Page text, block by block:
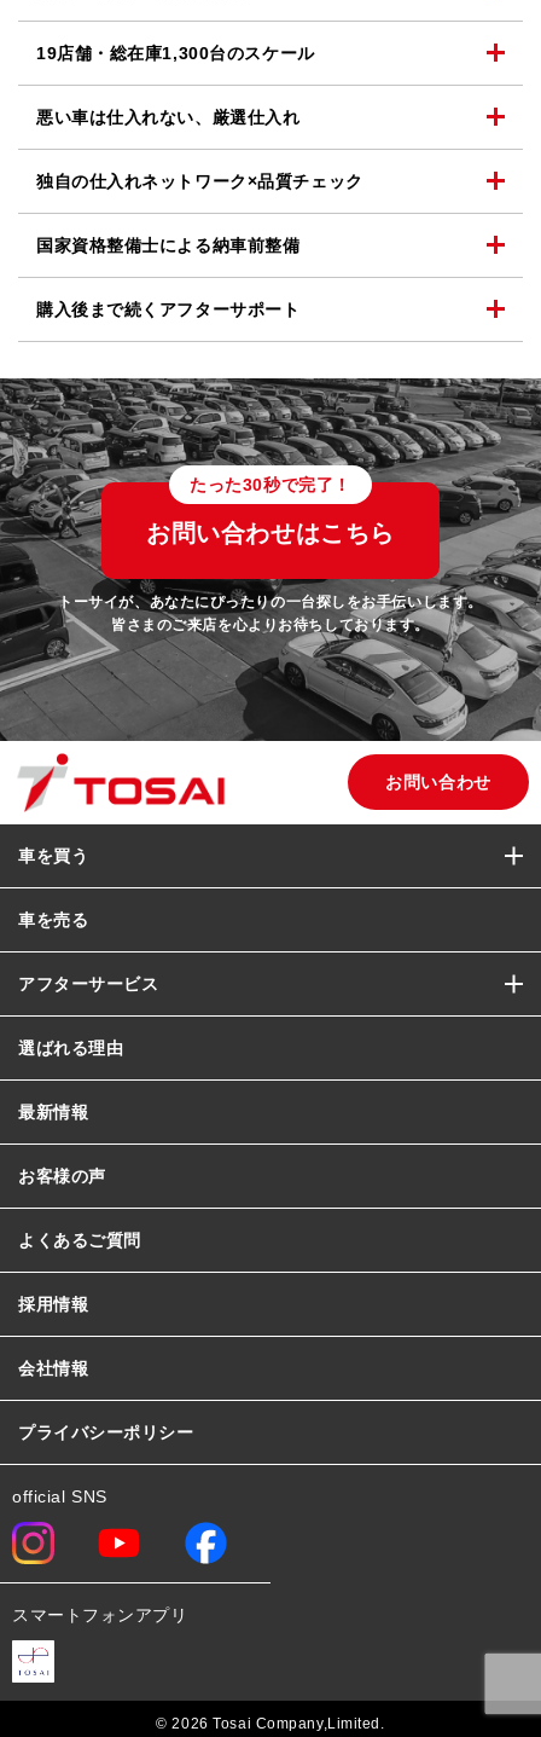
19店舗・総在庫1,300台のスケール
悪い車は仕入れない、 厳選仕入れ
独自の仕入れネットワーク×品質チェック
国家資格整備士による納車前整備
購入後まで続く アフターサポート
たった30秒で完了！
お問い合わせはこちら
トーサイが、あなたにぴったりの一台探しをお手伝いします。
皆さまのご来店を心よりお待ちしております。
お問い合わせ
車を買う
車を売る
アフターサービス
選ばれる理由
最新情報
お客様の声
よくあるご質問
採用情報
会社情報
プライバシーポリシー
official SNS
スマートフォンアプリ
© 2026 Tosai Company,Limited.